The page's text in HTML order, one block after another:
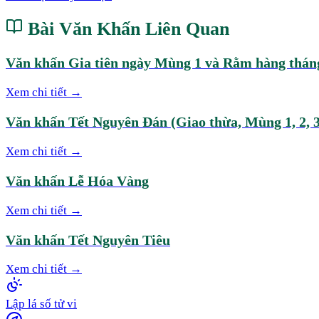
Bài Văn Khấn Liên Quan
Văn khấn Gia tiên ngày Mùng 1 và Rằm hàng
Xem chi tiết →
Văn khấn Tết Nguyên Đán (Giao thừa, Mùng 1, 2,
Xem chi tiết →
Văn khấn Lễ Hóa Vàng
Xem chi tiết →
Văn khấn Tết Nguyên Tiêu
Xem chi tiết →
Lập lá số tử vi